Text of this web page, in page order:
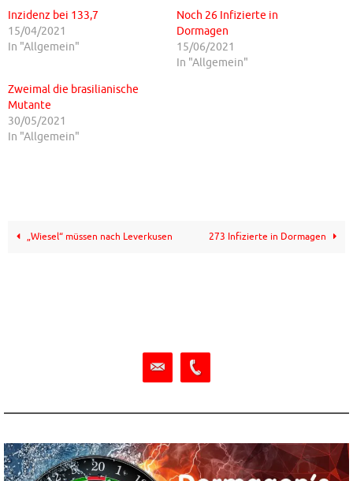
Inzidenz bei 133,7
15/04/2021
In "Allgemein"
Noch 26 Infizierte in
Dormagen
15/06/2021
In "Allgemein"
Zweimal die brasilianische
Mutante
30/05/2021
In "Allgemein"
„Wiesel“ müssen nach Leverkusen 273 Infizierte in Dormagen